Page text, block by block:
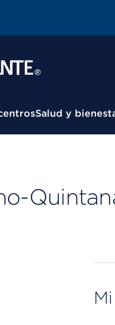
Salud y